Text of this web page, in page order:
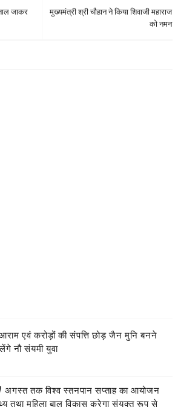
मुख्यमंत्री श्री चौहान ने किया शिवाजी महाराज
को नमन
जाकर
एवं करोड़ों की संपत्ति छोड़ जैन मुनि बनने
लेंगे नौ संयमी युवा
अगस्त तक विश्व स्तनपान सप्ताह का आयोजन
तथा महिला बाल विकास करेगा संयुक्त रूप से